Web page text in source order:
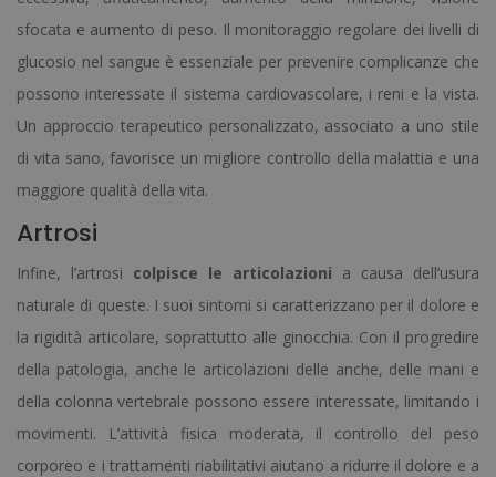
sfocata e aumento di peso. Il monitoraggio regolare dei livelli di
glucosio nel sangue è essenziale per prevenire complicanze che
possono interessate il sistema cardiovascolare, i reni e la vista.
Un approccio terapeutico personalizzato, associato a uno stile
di vita sano, favorisce un migliore controllo della malattia e una
maggiore qualità della vita.
Artrosi
Infine, l’artrosi colpisce le articolazioni a causa dell’usura
naturale di queste. I suoi sintomi si caratterizzano per il dolore e
la rigidità articolare, soprattutto alle ginocchia. Con il progredire
della patologia, anche le articolazioni delle anche, delle mani e
della colonna vertebrale possono essere interessate, limitando i
movimenti. L’attività fisica moderata, il controllo del peso
corporeo e i trattamenti riabilitativi aiutano a ridurre il dolore e a